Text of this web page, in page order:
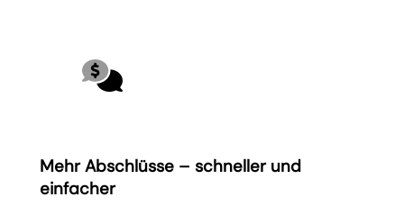
Mehr Abschlüsse – schneller und
einfacher